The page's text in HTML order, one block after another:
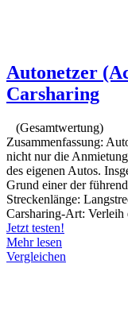
Autonetzer
Carsharing
(Gesamtwertung)
Zusammenfassung:
nicht nur die
des eigenen Autos.
Grund einer der
Streckenlänge:
Carsharing-Art: Verleih
Jetzt testen!
Mehr lesen
Vergleichen